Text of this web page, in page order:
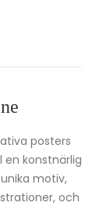
posters
konstnärlig
motiv,
och